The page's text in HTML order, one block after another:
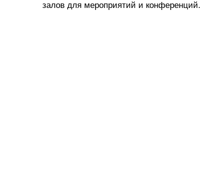
залов для мероприятий и конференций.